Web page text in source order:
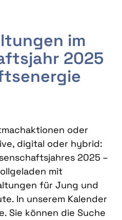
im
2025
oder
digital oder hybrid:
2025 –
mit
für Jung und
In unserem Kalender
Sie können die Suche